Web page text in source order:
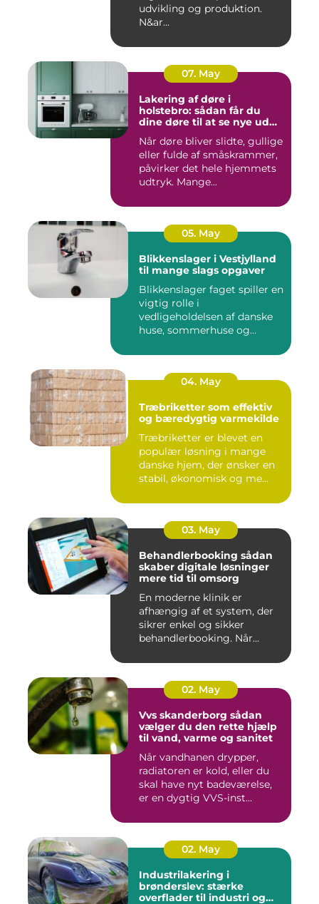
udvikling og produktion.
N&ar...
07. May
Lakering af døre i
holstebro: sådan får du
dine døre til at se nye ud
Når døre bliver slidte, gullige
eller fulde af småskrammer,
påvirker det hele hjemmets
udtryk. Mange...
05. May
Blikkenslager i Vestjylland
til mange slags opgaver
Blikkenslager faget spiller en
vigtig rolle i
vedligeholdelsen af danske
huse, sommerhuse og
04. May
Træbriketter som effektiv
og bæredygtig varmekilde
Træbriketter er blevet en
populær løsning i mange
danske hjem, der ønsker en
stabil, økonomisk og me...
03. May
Behandlerbooking sådan
skaber digitale løsninger
mere tid til omsorg
En moderne klinik er
afhængig af et system, der
sikrer enkel og sikker
behandlerbooking. Når
02. May
Vvs skanderborg sådan
vælger du den rette hjælp
til vand, varme og sanitet
Når vandhanen drypper,
radiatoren er kold, eller du
skal have nyt badeværelse,
er en dygtig VVS-inst...
02. May
Industrilakering i
brønderslev: stærke
overflader til industri og